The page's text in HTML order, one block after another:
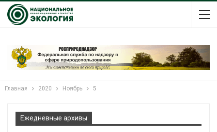
Главная 2020 Ноябрь 5
Ежедневные архивы